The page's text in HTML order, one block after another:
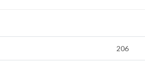
206